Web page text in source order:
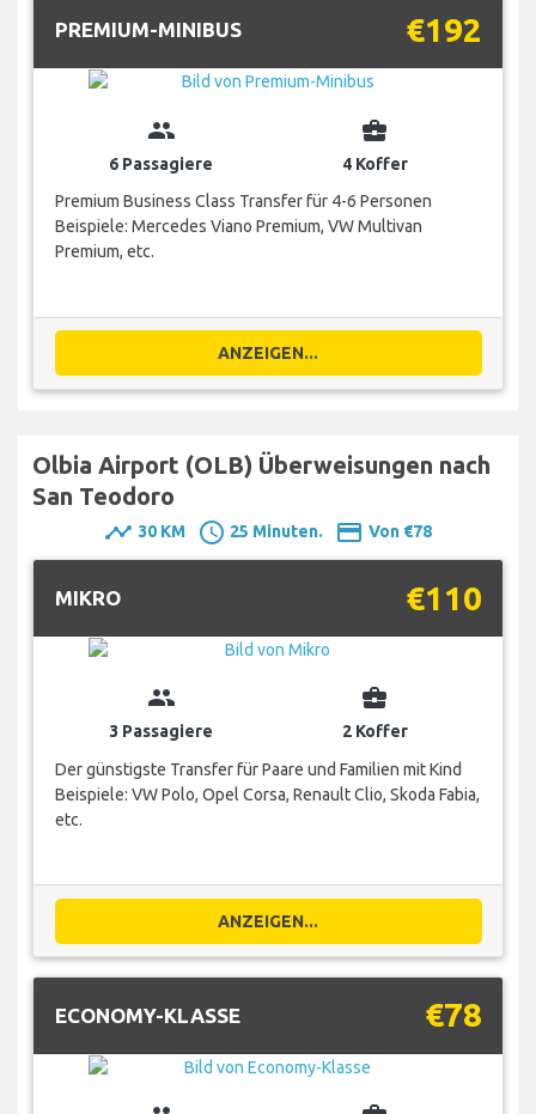
PREMIUM-MINIBUS €192
group
6 Passagiere
business_center
4 Koffer
Premium Business Class Transfer für 4-6 Personen
Beispiele: Mercedes Viano Premium, VW Multivan
Premium, etc.
ANZEIGEN...
Olbia Airport (OLB) Überweisungen nach
San Teodoro
timeline 30 KM schedule 25 Minuten. payment Von €78
MIKRO €110
group
3 Passagiere
business_center
2 Koffer
Der günstigste Transfer für Paare und Familien mit Kind
Beispiele: VW Polo, Opel Corsa, Renault Clio, Skoda Fabia,
etc.
ANZEIGEN...
ECONOMY-KLASSE €78